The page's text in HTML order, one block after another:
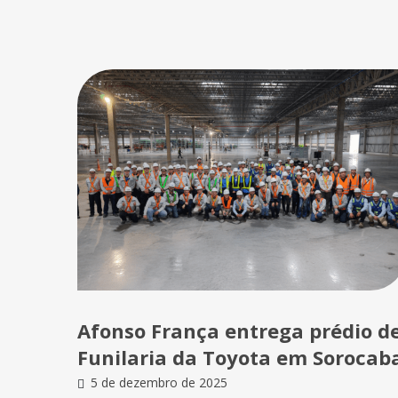
Afonso França entrega prédio
Funilaria da Toyota em
5 de dezembro de 2025